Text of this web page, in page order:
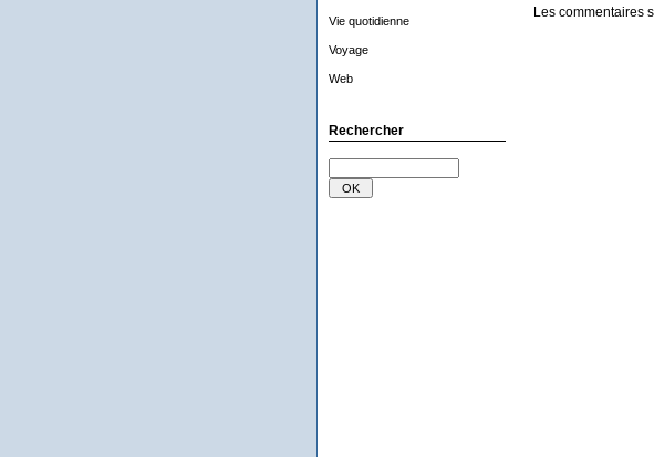
Vie quotidienne
Voyage
Web
Rechercher
Les commentaires